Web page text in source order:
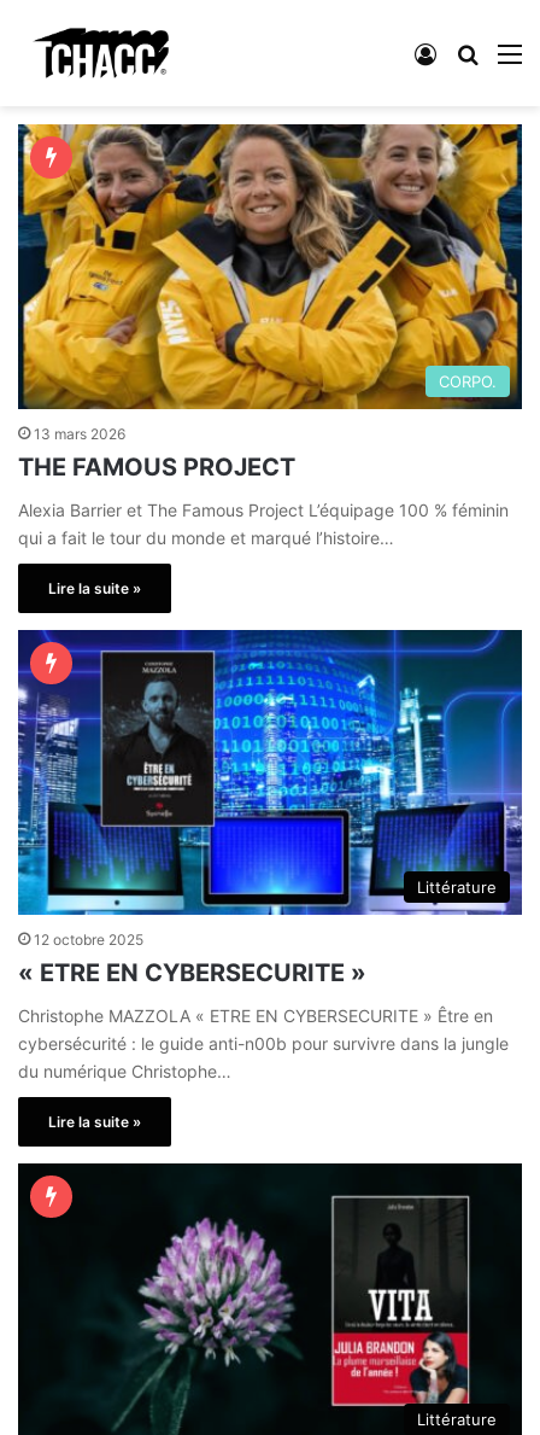
Connexion
CORPO.
13 mars 2026
THE FAMOUS PROJECT
Alexia Barrier et The Famous Project L’équipage 100 % féminin
qui a fait le tour du monde et marqué l’histoire…
Lire la suite »
Littérature
12 octobre 2025
« ETRE EN CYBERSECURITE »
Christophe MAZZOLA « ETRE EN CYBERSECURITE » Être en
cybersécurité : le guide anti-n00b pour survivre dans la jungle
du numérique Christophe…
Lire la suite »
Littérature